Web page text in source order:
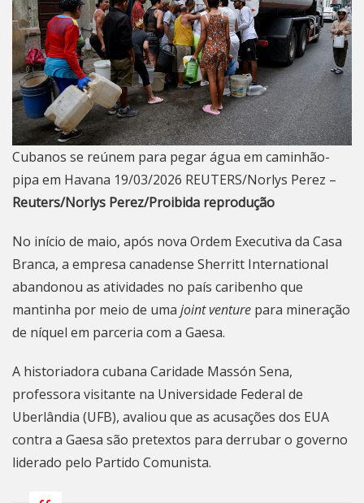
Cubanos se reúnem para pegar água em caminhão-
pipa em Havana 19/03/2026 REUTERS/Norlys Perez –
Reuters/Norlys Perez/Proibida reprodução
No início de maio, após nova Ordem Executiva da Casa
Branca, a empresa canadense Sherritt International
abandonou as atividades no país caribenho que
mantinha por meio de uma joint venture para mineração
de níquel em parceria com a Gaesa.
A historiadora cubana Caridade Massón Sena,
professora visitante na Universidade Federal de
Uberlândia (UFB), avaliou que as acusações dos EUA
contra a Gaesa são pretextos para derrubar o governo
liderado pelo Partido Comunista.